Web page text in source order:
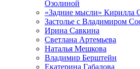
Озолиной
«Задние мысли»
Застолье с Владимиром
Ирина Савкина
Светлана Артемьева
Наталья Мешкова
Владимир Берштейн
Екатерина Габалова